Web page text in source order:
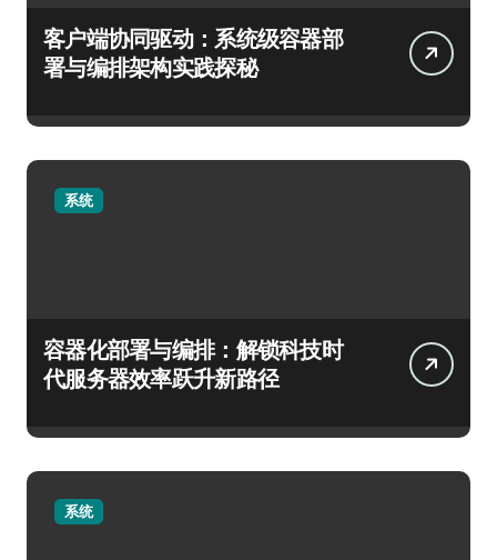
客户端协同驱动：系统级容器部
署与编排架构实践探秘
系统
容器化部署与编排：解锁科技时
代服务器效率跃升新路径
系统